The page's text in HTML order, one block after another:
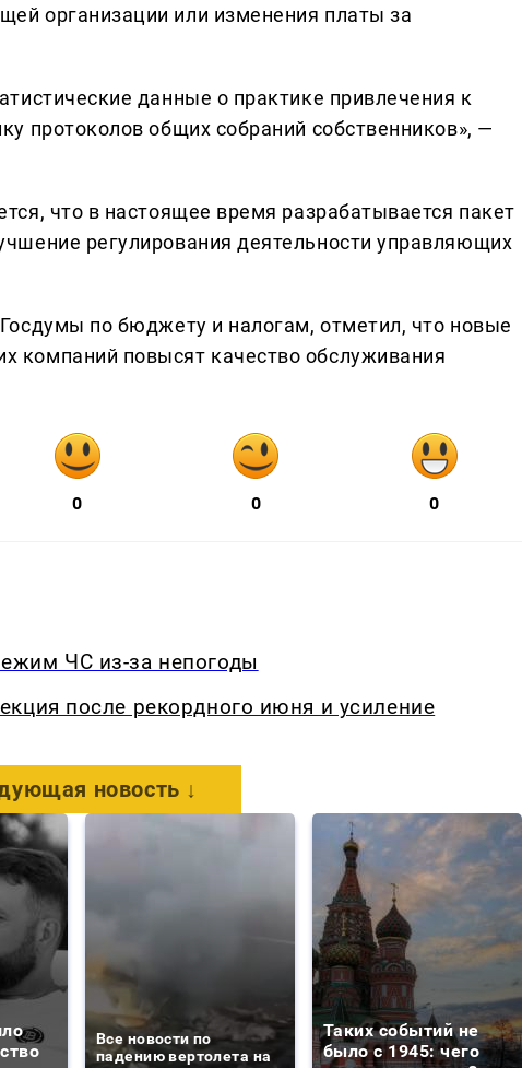
организации или изменения платы за
данные о практике привлечения к
протоколов общих собраний собственников», —
что в настоящее время разрабатывается пакет
регулирования деятельности управляющих
по бюджету и налогам, отметил, что новые
компаний повысят качество обслуживания
0 0 0
ЧС из-за непогоды
после рекордного июня и усиление
новость ↓
Все новости по
падению вертолета на
Таких событий не
было с 1945: чего